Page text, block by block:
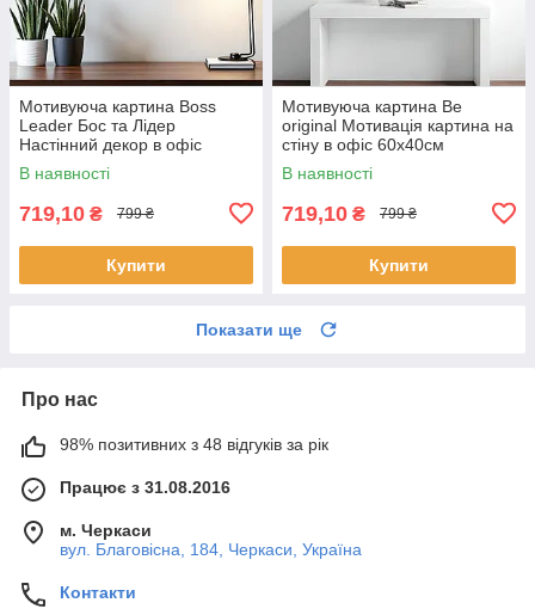
Мотивуюча картина Boss
Leader Бос та Лідер
Настінний декор в офіс
60х46см
В наявності
719,10 ₴ 799 ₴
Купити
Мотивуюча картина Be
original Мотивація картина на
стіну в офіс 60х40см
В наявності
719,10 ₴ 799 ₴
Купити
Показати ще
Про нас
98% позитивних з 48 відгуків за рік
Працює з 31.08.2016
м. Черкаси
вул. Благовісна, 184, Черкаси, Україна
Контакти